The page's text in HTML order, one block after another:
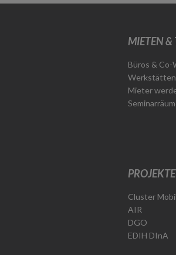
MIETEN &
Büros & Co-
Werkstätten
Mieter
Cluster
AIR
DGO
EDIH DInA